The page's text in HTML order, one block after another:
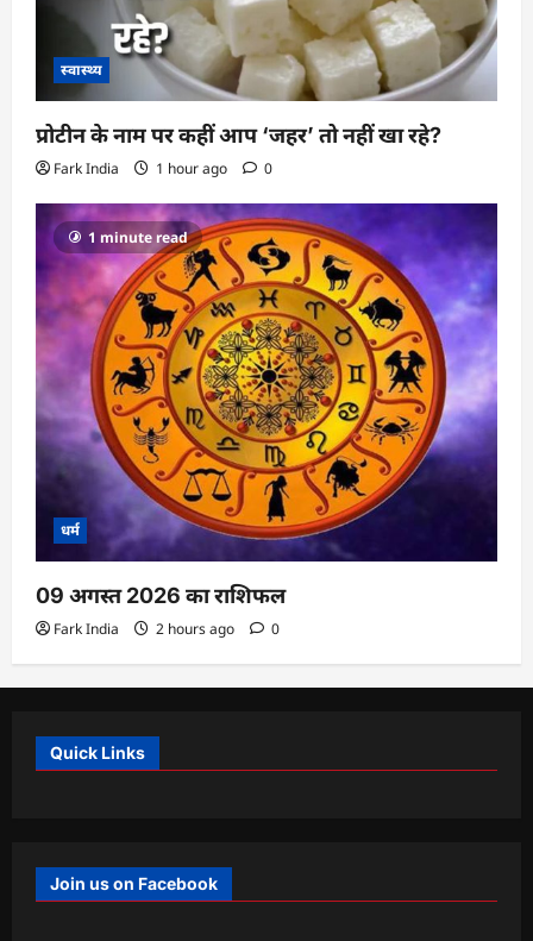
स्वास्थ्य
प्रोटीन के नाम पर कहीं आप ‘जहर’ तो नहीं खा रहे?
Fark India 1 hour ago 0
1 minute read
धर्म
09 अगस्त 2026 का राशिफल
Fark India 2 hours ago 0
Quick Links
Join us on Facebook